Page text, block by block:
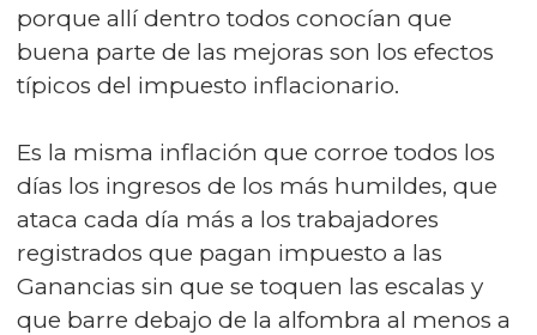
porque allí dentro todos conocían que
buena parte de las mejoras son los efectos
típicos del impuesto inflacionario.
Es la misma inflación que corroe todos los
días los ingresos de los más humildes, que
ataca cada día más a los trabajadores
registrados que pagan impuesto a las
Ganancias sin que se toquen las escalas y
que barre debajo de la alfombra al menos a